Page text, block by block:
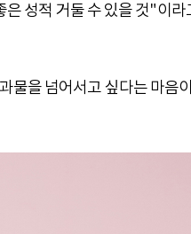
은 성적 거둘 수 있을 것"이라
물을 넘어서고 싶다는 마음